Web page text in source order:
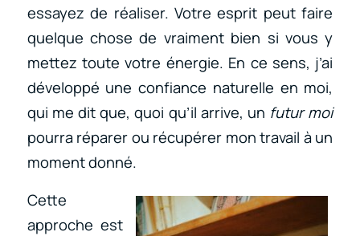
essayez de réaliser. Votre esprit peut faire
quelque chose de vraiment bien si vous y
mettez toute votre énergie. En ce sens, j’ai
développé une confiance naturelle en moi,
qui me dit que, quoi qu’il arrive, un futur moi
pourra réparer ou récupérer mon travail à un
moment donné.
Cette
approche est